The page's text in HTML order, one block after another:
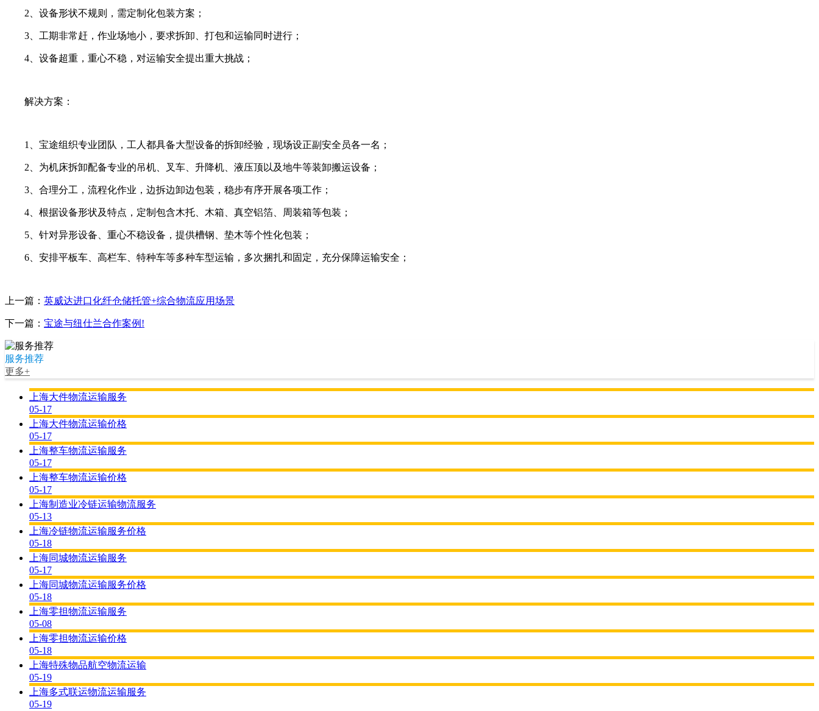
2、设备形状不规则，需定制化包装方案；
3、工期非常赶，作业场地小，要求拆卸、打包和运输同时进行；
4、设备超重，重心不稳，对运输安全提出重大挑战；
解决方案：
1、宝途组织专业团队，工人都具备大型设备的拆卸经验，现场设正副安全员各一名；
2、为机床拆卸配备专业的吊机、叉车、升降机、液压顶以及地牛等装卸搬运设备；
3、合理分工，流程化作业，边拆边卸边包装，稳步有序开展各项工作；
4、根据设备形状及特点，定制包含木托、木箱、真空铝箔、周装箱等包装；
5、针对异形设备、重心不稳设备，提供槽钢、垫木等个性化包装；
6、安排平板车、高栏车、特种车等多种车型运输，多次捆扎和固定，充分保障运输安全；
上一篇： 英威达进口化纤仓储托管+综合物流应用场景
下一篇： 宝途与纽仕兰合作案例!
服务推荐
更多+
上海大件物流运输服务
05-17
上海大件物流运输价格
05-17
上海整车物流运输服务
05-17
上海整车物流运输价格
05-17
上海制造业冷链运输物流服务
05-13
上海冷链物流运输服务价格
05-18
上海同城物流运输服务
05-17
上海同城物流运输服务价格
05-18
上海零担物流运输服务
05-08
上海零担物流运输价格
05-18
上海特殊物品航空物流运输
05-19
上海多式联运物流运输服务
05-19